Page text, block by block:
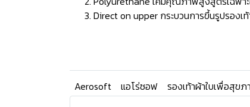
Direct on upper กระบวนการขึ้นรูปรอง
Aerosoft แอโร่ซอฟ รองเท้าผ้าใบเพื่อสุข